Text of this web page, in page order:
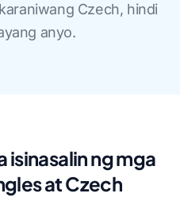
Czech, hindi
anyo.
ng mga
at Czech